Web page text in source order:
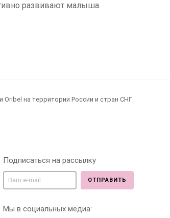
развивают малыша.
на территории России и стран СНГ
Подписаться на рассылку
ОТПРАВИТЬ
Мы в социальных медиа: